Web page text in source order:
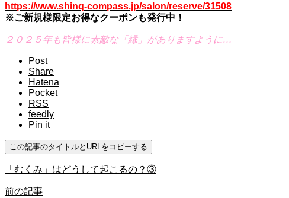
https://www.shinq-compass.jp/salon/reserve/31508
※ご新規様限定お得なクーポンも発行中！
２０２５年も皆様に素敵な「縁」がありますように…
Post
Share
Hatena
Pocket
RSS
feedly
Pin it
この記事のタイトルとURLをコピーする
「むくみ」はどうして起こるの？③
前の記事